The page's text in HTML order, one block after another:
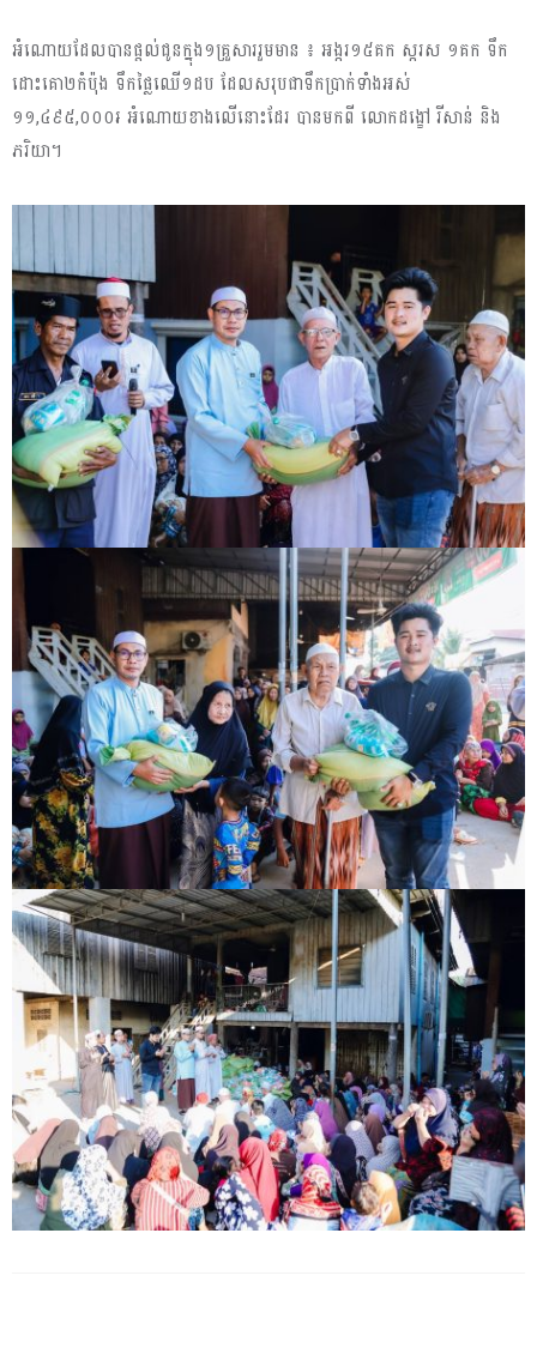
អំណោយដែលបានផ្ដល់ជូនក្នុង១គ្រួសាររួមមាន ៖ អង្ករ១៥គក ស្ករស ១គក ទឹក
ដោះគោ២កំប៉ុង ទឹកផ្លៃឈើ១ដប ដែលសរុបជាទឹកប្រាក់ទាំងអស់
១១,៤៩៥,០០០៛ អំណោយខាងលើនោះដែរ បានមកពី លោកដង្ខៅ រីសាន់ និង
ភរិយា។